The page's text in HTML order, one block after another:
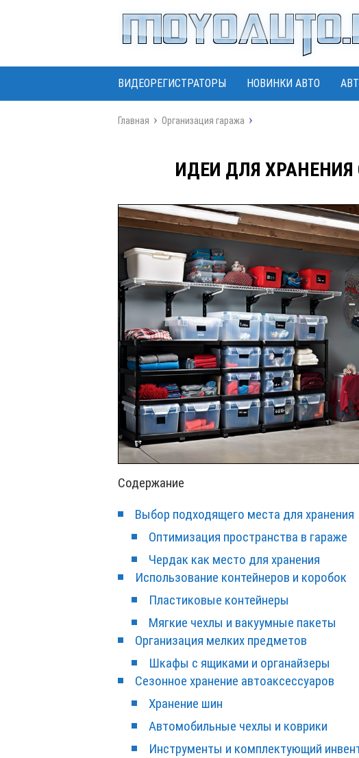
ВИДЕОРЕГИСТРАТОРЫ НОВИНКИ АВТО
Главная Организация гаража
ИДЕИ ДЛЯ
Содержание
Выбор подходящего места для хранения
Оптимизация пространства в гараже
Чердак как место для хранения
Использование контейнеров и коробок
Пластиковые контейнеры
Мягкие чехлы и вакуумные пакеты
Организация мелких предметов
Шкафы с ящиками и органайзеры
Сезонное хранение автоаксессуаров
Хранение шин
Автомобильные чехлы и коврики
Инструменты и комплектующий